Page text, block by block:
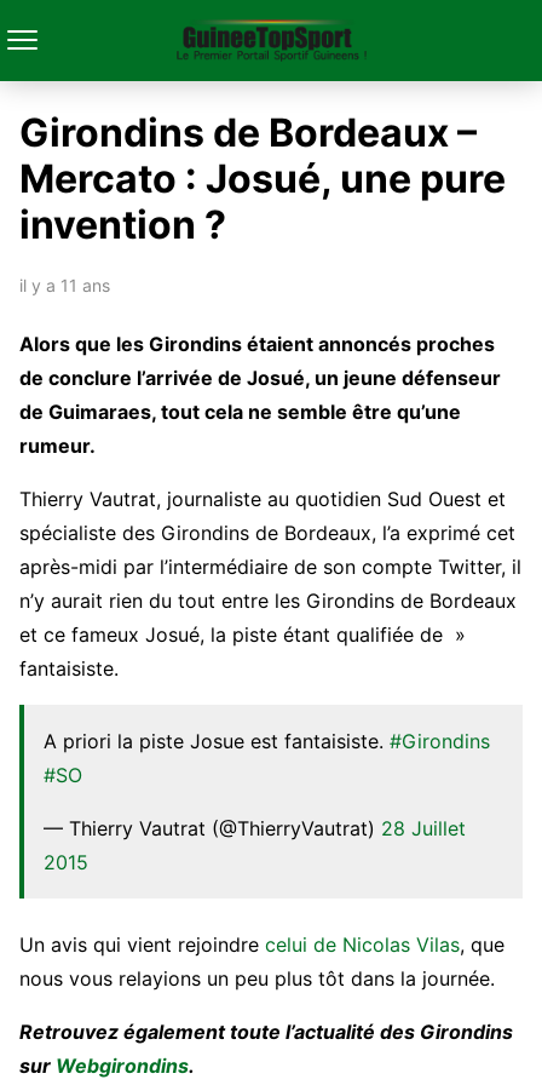
Girondins de Bordeaux –
Mercato : Josué, une pure
invention ?
il y a 11 ans
Alors que les Girondins étaient annoncés proches
de conclure l’arrivée de Josué, un jeune défenseur
de Guimaraes, tout cela ne semble être qu’une
rumeur.
Thierry Vautrat, journaliste au quotidien Sud Ouest et
spécialiste des Girondins de Bordeaux, l’a exprimé cet
après-midi par l’intermédiaire de son compte Twitter, il
n’y aurait rien du tout entre les Girondins de Bordeaux
et ce fameux Josué, la piste étant qualifiée de »
fantaisiste.
A priori la piste Josue est fantaisiste. #Girondins
#SO
— Thierry Vautrat (@ThierryVautrat) 28 Juillet
2015
Un avis qui vient rejoindre celui de Nicolas Vilas, que
nous vous relayions un peu plus tôt dans la journée.
Retrouvez également toute l’actualité des Girondins
sur Webgirondins.